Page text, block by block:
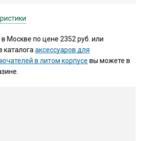
Москве по цене 2352 руб. или
каталогааксессуаров для
в литом корпусе вы можете в